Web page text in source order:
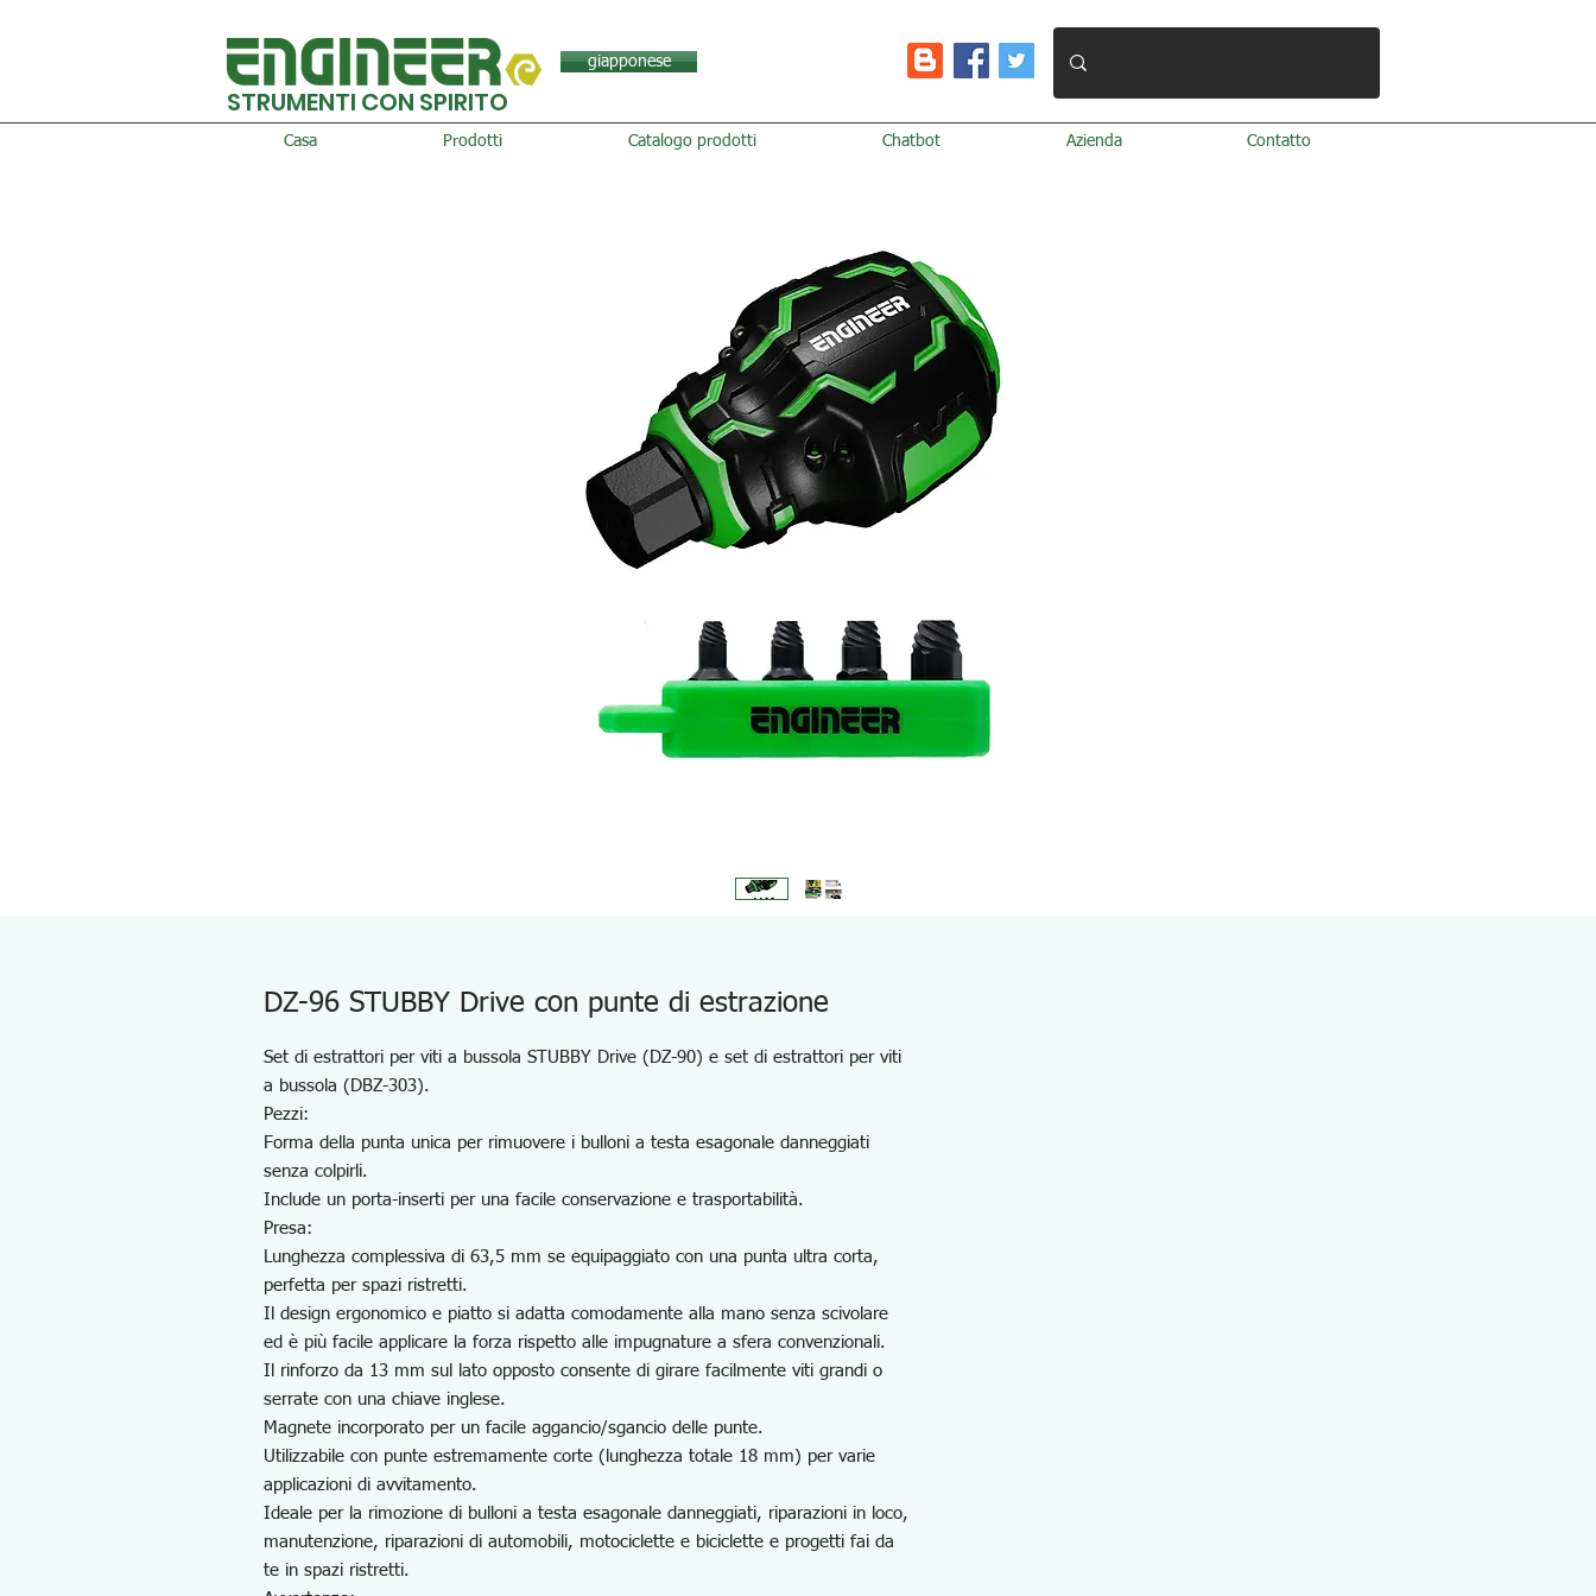
giapponese
STRUMENTI CON SPIRITO
Casa Prodotti Catalogo prodotti Chatbot Azienda Contatto
DZ-96 STUBBY Drive con punte di estrazione
Set di estrattori per viti a bussola STUBBY Drive (DZ-90) e set di estrattori per viti
a bussola (DBZ-303).
Pezzi:
Forma della punta unica per rimuovere i bulloni a testa esagonale danneggiati
senza colpirli.
Include un porta-inserti per una facile conservazione e trasportabilità.
Presa:
Lunghezza complessiva di 63,5 mm se equipaggiato con una punta ultra corta,
perfetta per spazi ristretti.
Il design ergonomico e piatto si adatta comodamente alla mano senza scivolare
ed è più facile applicare la forza rispetto alle impugnature a sfera convenzionali.
Il rinforzo da 13 mm sul lato opposto consente di girare facilmente viti grandi o
serrate con una chiave inglese.
Magnete incorporato per un facile aggancio/sgancio delle punte.
Utilizzabile con punte estremamente corte (lunghezza totale 18 mm) per varie
applicazioni di avvitamento.
Ideale per la rimozione di bulloni a testa esagonale danneggiati, riparazioni in loco,
manutenzione, riparazioni di automobili, motociclette e biciclette e progetti fai da
te in spazi ristretti.